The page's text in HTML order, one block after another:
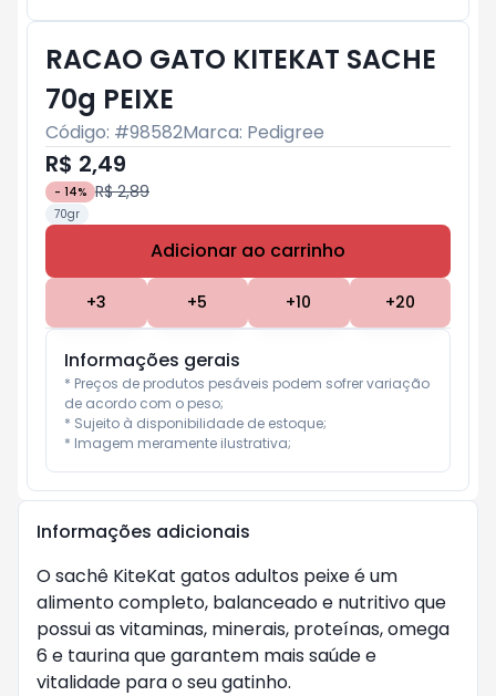
RACAO GATO KITEKAT SACHE
70g PEIXE
Código: #98582Marca: Pedigree
R$ 2,49
- 14% R$ 2,89
70gr
Adicionar ao carrinho
+3 +5 +10 +20
Informações gerais
* Preços de produtos pesáveis podem sofrer variação
de acordo com o peso;
* Sujeito à disponibilidade de estoque;
* Imagem meramente ilustrativa;
Informações adicionais
O sachê KiteKat gatos adultos peixe é um
alimento completo, balanceado e nutritivo que
possui as vitaminas, minerais, proteínas, omega
6 e taurina que garantem mais saúde e
vitalidade para o seu gatinho.